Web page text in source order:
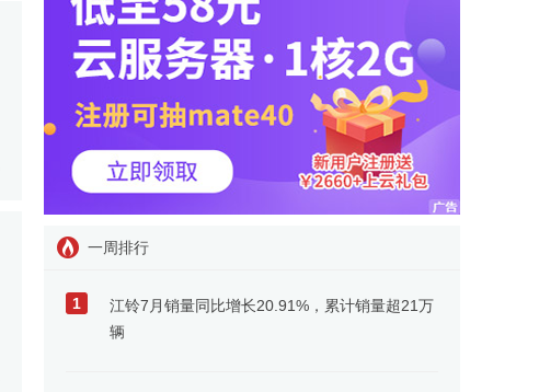
一周排行
1
江铃7月销量同比增长20.91%，累计销量超21万
辆